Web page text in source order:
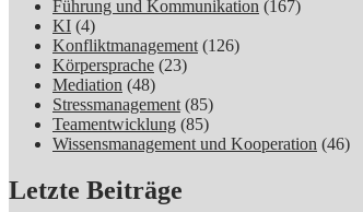
Führung und Kommunikation (167)
KI (4)
Konfliktmanagement(126)
Körpersprache (23)
Mediation (48)
Stressmanagement(85)
Teamentwicklung (85)
Wissensmanagement und Kooperation (46)
Letzte Beiträge